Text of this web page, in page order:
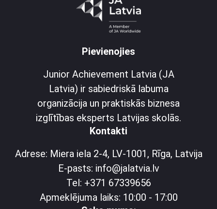
Pievienojies
Junior Achievement Latvia (JA
Latvia) ir sabiedriskā labuma
organizācija un praktiskās biznesa
izglītības eksperts Latvijas skolās.
Kontakti
Adrese: Miera iela 2-4, LV-1001, Rīga, Latvija
E-pasts: info@jalatvia.lv
Tel: +371 67339656
Apmeklējuma laiks: 10:00 - 17:00